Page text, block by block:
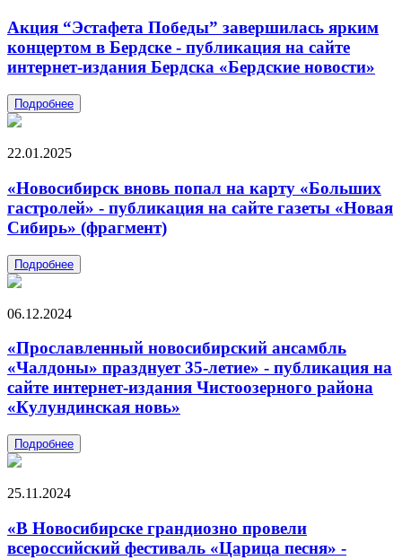
Акция “Эстафета Победы” завершилась ярким
концертом в Бердске - публикация на сайте
интернет-издания Бердска «Бердские новости»
Подробнее
22.01.2025
«Новосибирск вновь попал на карту «Больших
гастролей» - публикация на сайте газеты «Новая
Сибирь» (фрагмент)
Подробнее
06.12.2024
«Прославленный новосибирский ансамбль
«Чалдоны» празднует 35-летие» - публикация на
сайте интернет-издания Чистоозерного района
«Кулундинская новь»
Подробнее
25.11.2024
«В Новосибирске грандиозно провели
всероссийский фестиваль «Царица песня» -